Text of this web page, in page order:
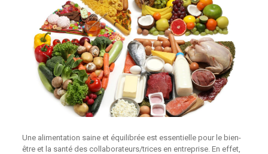
Une alimentation saine et équilibrée est essentielle pour le bien-
être et la santé des collaborateurs/trices en entreprise. En effet,